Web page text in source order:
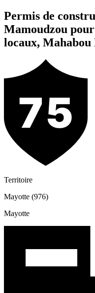
Permis de
Mamoudzou pour
locaux, Mahabou
Territoire
Mayotte (976)
Mayotte